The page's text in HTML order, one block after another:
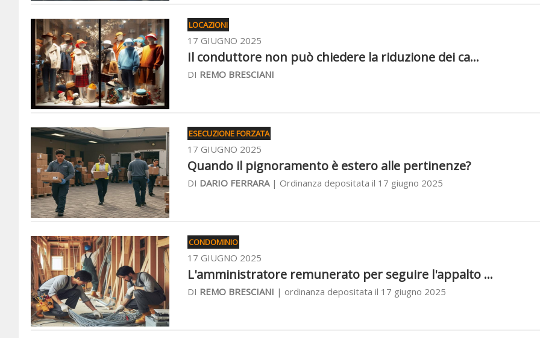
LOCAZIONI
17 GIUGNO 2025
Il conduttore non può chiedere la riduzione dei ca...
DI REMO BRESCIANI
ESECUZIONE FORZATA
17 GIUGNO 2025
Quando il pignoramento è estero alle pertinenze?
DI DARIO FERRARA| Ordinanza depositata il 17 giugno 2025
CONDOMINIO
17 GIUGNO 2025
L'amministratore remunerato per seguire l'appalto ...
DI REMO BRESCIANI | ordinanza depositata il 17 giugno 2025